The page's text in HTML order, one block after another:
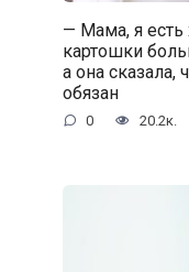
— Мама, я есть
картошки
а она сказала,
обязан
0 20.2к.